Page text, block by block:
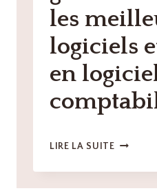
EN
les
logiciels
en
LIRE LA SUITELOGICIELS
AVEC